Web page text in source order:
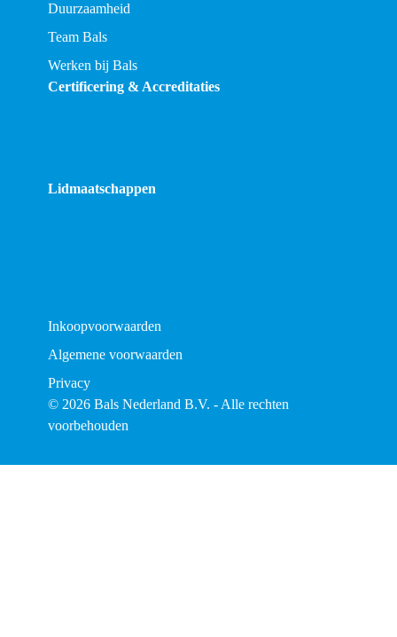
Duurzaamheid
Team Bals
Werken bij Bals
Certificering & Accreditaties
Lidmaatschappen
Inkoopvoorwaarden
Algemene voorwaarden
Privacy
© 2026 Bals Nederland B.V. - Alle rechten
voorbehouden